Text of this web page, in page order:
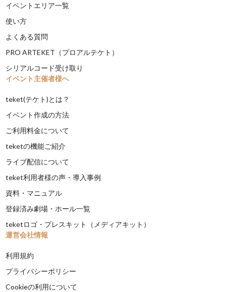
イベントエリア一覧
使い方
よくある質問
PRO ARTEKET（プロアルテケト）
シリアルコード受け取り
イベント主催者様へ
teket(テケト)とは？
イベント作成の方法
ご利用料金について
teketの機能ご紹介
ライブ配信について
teket利用者様の声・導入事例
資料・マニュアル
登録済み劇場・ホール一覧
teketロゴ・プレスキット（メディアキット）
運営会社情報
利用規約
プライバシーポリシー
Cookieの利用について